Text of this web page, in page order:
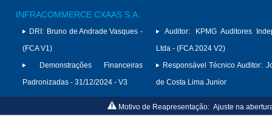
INFRACOMMERCE CXAAS S.A.
DRI: Bruno de Andrade Vasques -
(FCA V1)
Demonstrações Financeiras
Padronizadas - 31/12/2024 - V3
Auditor:
KPMG Auditores
Ltda - (FCA 2024 V2)
Responsável Técnico Auditor:
de Costa Lima Junior
Motivo de Reapresentação: Ajuste na